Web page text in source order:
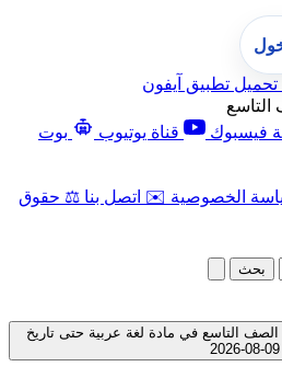
تحميل تطبيق آيفون
التاسع
فيسبوك قناة يوتيوب
بوت
الخصوصية ✉️ اتصل بنا ⚖️ حقوق
بحث
التاسع في مادة لغة عربية حتى تاريخ
09-08-2026